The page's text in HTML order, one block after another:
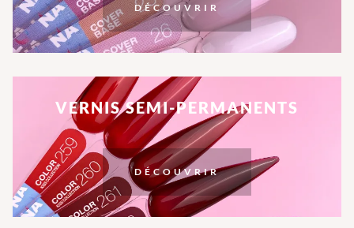
DÉCOUVRIR
VERNIS SEMI-PERMANENTS
DÉCOUVRIR